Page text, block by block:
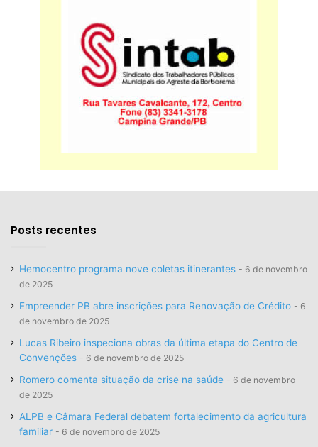
Posts recentes
Hemocentro programa nove coletas itinerantes
6 de novembro
de 2025
Empreender PB abre inscrições para Renovação de Crédito
6
de novembro de 2025
Lucas Ribeiro inspeciona obras da última etapa do Centro de
Convenções
6 de novembro de 2025
Romero comenta situação da crise na saúde
6 de novembro
de 2025
ALPB e Câmara Federal debatem fortalecimento da agricultura
familiar
6 de novembro de 2025